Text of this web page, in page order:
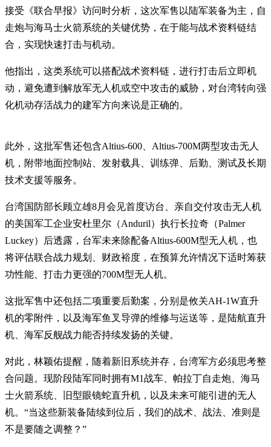
接受《联合早报》访问时分析，这次军售以陆军装备为主，自
走炮与海马士火箭系统的关键优势，在于能与战术资料链结
合，实现快速打击与机动。
他指出，这类系统可以搭配战术资料链，进行打击后立即机
动，避免遭到解放军无人机或空中攻击的威胁，对台湾转向强
化机动存活战力的建军方向来说是正确的。
此外，这批军售还包含Altius-600、Altius-700M两型攻击无人
机，附带地面控制站、发射载具、训练弹、后勤、测试及长期
技术支援等服务。
台湾国防部长顾立雄8月会见首度访台、亲自交付攻击无人机
的美国军工企业安杜里尔（Anduril）执行长拉奇（Palmer
Luckey）后透露，台军未来除配备Altius-600M型无人机，也
将评估联合战力规划、财政裕度，在预算允许情况下适时筹获
功性能、打击力更强的700M型无人机。
这批军售中还包括二项重要后勤案，分别是攸关AH-1W直升
机的零附件，以及海军鱼叉导弹的维修与运送等，是陆航直升
机、海军反舰战力能否持续发扬的关键。
对此，林颖佑提醒，随着新旧系统并存，台湾军方必须思考整
合问题。现阶段陆军同时拥有M1战车、帕拉丁自走炮、海马
士火箭系统、旧型眼镜蛇直升机，以及未来可能引进的无人
机。“当这些新装备陆续到位后，我们的战术、战法、准则是
不是要随之调整？”